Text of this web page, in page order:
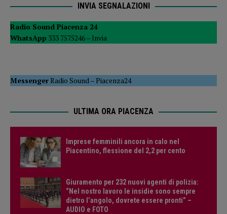
INVIA SEGNALAZIONI
Radio Sound Piacenza 24
WhatsApp 333 7575246 – Invia
MessengerRadio Sound –Piacenza24
ULTIMA ORA PIACENZA
Imprese femminili ancora in calo nel
Piacentino, flessione del 2,2 per cento
Giuramento per 232 nuovi agenti di polizia:
“Nel nostro lavoro le insidie sono sempre
dietro l’angolo, dovrete essere pronti” –
AUDIO e FOTO